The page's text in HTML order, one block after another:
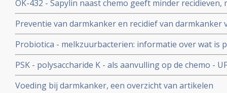
OK-432 - Sapylin naast chemo geeft minder
lever bij een recidief en betere driejaars overleving
darmkanker stadium II en III copy 1
Preventie van darmkanker en recidief van
middelen en specifieke voedingstoffen is heel goed
voor.
Probiotica - melkzuurbacterien: informatie over wat is
probiotica bij o.a. darmkanker en ziekte van Crohn
PSK - polysaccharide K - als aanvulling op de chemo -
bij darmkanker stadium II en III significant betere
definitieve overleving
Voeding bij darmkanker, een overzicht van artikelen